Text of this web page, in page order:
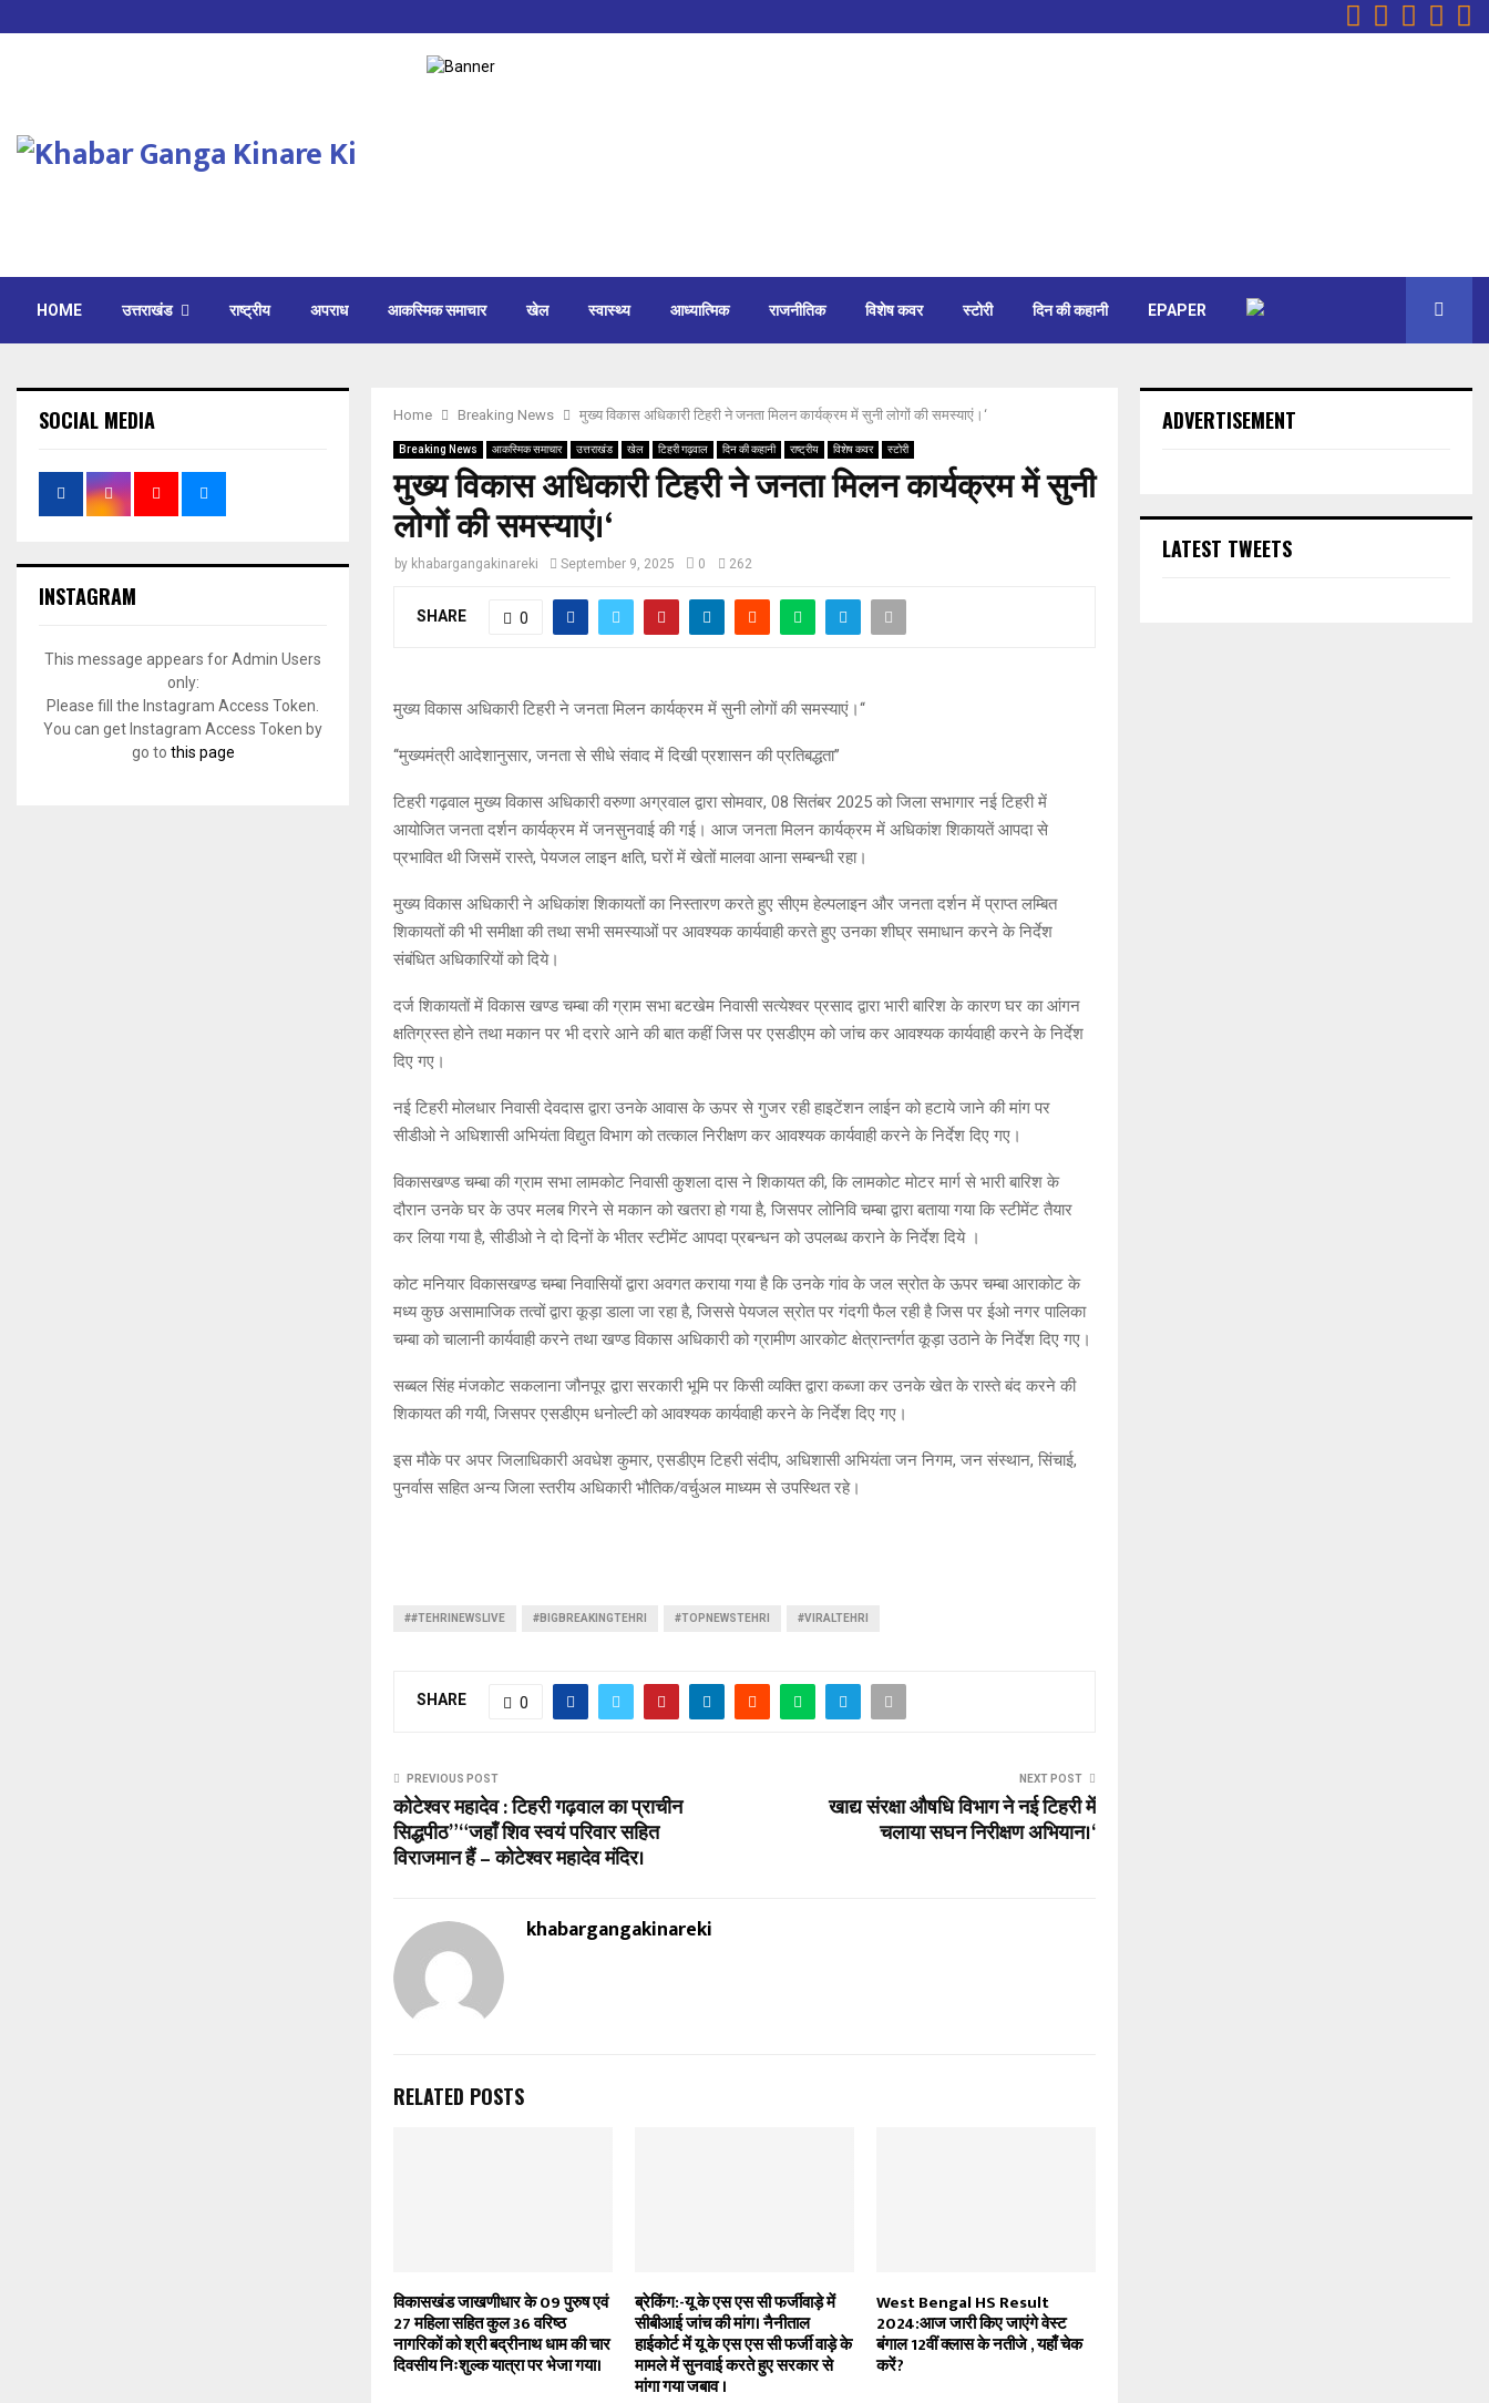
Facebook
HOME उत्तराखंड राष्ट्रीय अपराध आकस्मिक समाचार खेल स्वास्थ्य आध्यात्मिक राजनीतिक विशेष कवर स्टोरी दिन की कहानी EPAPER
Home Breaking News मुख्य विकास अधिकारी टिहरी ने जनता मिलन कार्यक्रम में सुनी लोगों की समस्याएं।‘
Breaking News आकस्मिक समाचार उत्तराखंड खेल टिहरी गढ़वाल दिन की कहानी राष्ट्रीय विशेष कवर स्टोरी
मुख्य विकास अधिकारी टिहरी ने जनता मिलन कार्यक्रम में सुनी
लोगों की समस्याएं।‘
by khabargangakinareki September 9, 2025 0 262
SHARE 0
मुख्य विकास अधिकारी टिहरी ने जनता मिलन कार्यक्रम में सुनी लोगों की समस्याएं।‘‘
‘‘मुख्यमंत्री आदेशानुसार, जनता से सीधे संवाद में दिखी प्रशासन की प्रतिबद्धता’’
टिहरी गढ़वाल मुख्य विकास अधिकारी वरुणा अग्रवाल द्वारा सोमवार, 08 सितंबर 2025 को जिला सभागार नई टिहरी में
आयोजित जनता दर्शन कार्यक्रम में जनसुनवाई की गई। आज जनता मिलन कार्यक्रम में अधिकांश शिकायतें आपदा से
प्रभावित थी जिसमें रास्ते, पेयजल लाइन क्षति, घरों में खेतों मालवा आना सम्बन्धी रहा।
मुख्य विकास अधिकारी ने अधिकांश शिकायतों का निस्तारण करते हुए सीएम हेल्पलाइन और जनता दर्शन में प्राप्त लम्बित
शिकायतों की भी समीक्षा की तथा सभी समस्याओं पर आवश्यक कार्यवाही करते हुए उनका शीघ्र समाधान करने के निर्देश
संबंधित अधिकारियों को दिये।
दर्ज शिकायतों में विकास खण्ड चम्बा की ग्राम सभा बटखेम निवासी सत्येश्वर प्रसाद द्वारा भारी बारिश के कारण घर का आंगन
क्षतिग्रस्त होने तथा मकान पर भी दरारे आने की बात कहीं जिस पर एसडीएम को जांच कर आवश्यक कार्यवाही करने के निर्देश
दिए गए।
नई टिहरी मोलधार निवासी देवदास द्वारा उनके आवास के ऊपर से गुजर रही हाइटेंशन लाईन को हटाये जाने की मांग पर
सीडीओ ने अधिशासी अभियंता विद्युत विभाग को तत्काल निरीक्षण कर आवश्यक कार्यवाही करने के निर्देश दिए गए।
विकासखण्ड चम्बा की ग्राम सभा लामकोट निवासी कुशला दास ने शिकायत की, कि लामकोट मोटर मार्ग से भारी बारिश के
दौरान उनके घर के उपर मलब गिरने से मकान को खतरा हो गया है, जिसपर लोनिवि चम्बा द्वारा बताया गया कि स्टीमेंट तैयार
कर लिया गया है, सीडीओ ने दो दिनों के भीतर स्टीमेंट आपदा प्रबन्धन को उपलब्ध कराने के निर्देश दिये ।
कोट मनियार विकासखण्ड चम्बा निवासियों द्वारा अवगत कराया गया है कि उनके गांव के जल स्रोत के ऊपर चम्बा आराकोट के
मध्य कुछ असामाजिक तत्वों द्वारा कूड़ा डाला जा रहा है, जिससे पेयजल स्रोत पर गंदगी फैल रही है जिस पर ईओ नगर पालिका
चम्बा को चालानी कार्यवाही करने तथा खण्ड विकास अधिकारी को ग्रामीण आरकोट क्षेत्रान्तर्गत कूड़ा उठाने के निर्देश दिए गए।
सब्बल सिंह मंजकोट सकलाना जौनपूर द्वारा सरकारी भूमि पर किसी व्यक्ति द्वारा कब्जा कर उनके खेत के रास्ते बंद करने की
शिकायत की गयी, जिसपर एसडीएम धनोल्टी को आवश्यक कार्यवाही करने के निर्देश दिए गए।
इस मौके पर अपर जिलाधिकारी अवधेश कुमार, एसडीएम टिहरी संदीप, अधिशासी अभियंता जन निगम, जन संस्थान, सिंचाई,
पुनर्वास सहित अन्य जिला स्तरीय अधिकारी भौतिक/वर्चुअल माध्यम से उपस्थित रहे।
##TEHRINEWSLIVE #BIGBREAKINGTEHRI #TOPNEWSTEHRI #VIRALTEHRI
SHARE 0
PREVIOUS POST
कोटेश्वर महादेव : टिहरी गढ़वाल का प्राचीन
सिद्धपीठ” “जहाँ शिव स्वयं परिवार सहित
विराजमान हैं – कोटेश्वर महादेव मंदिर।
NEXT POST
खाद्य संरक्षा औषधि विभाग ने नई टिहरी में
चलाया सघन निरीक्षण अभियान।‘
khabargangakinareki
RELATED POSTS
विकासखंड जाखणीधार के 09 पुरुष एवं
27 महिला सहित कुल 36 वरिष्ठ
नागरिकों को श्री बद्रीनाथ धाम की चार
दिवसीय निःशुल्क यात्रा पर भेजा गया।
ब्रेकिंग:-यू के एस एस सी फर्जीवाड़े में
सीबीआई जांच की मांग। नैनीताल
हाईकोर्ट में यू के एस एस सी फर्जी वाड़े के
मामले में सुनवाई करते हुए सरकार से
मांगा गया जबाव ।
West Bengal HS Result
2024:आज जारी किए जाएंगे वेस्ट
बंगाल 12वीं क्लास के नतीजे , यहाँ चेक
करें?
SOCIAL MEDIA
INSTAGRAM
This message appears for Admin Users
only:
Please fill the Instagram Access Token.
You can get Instagram Access Token by
go to this page
ADVERTISEMENT
LATEST TWEETS